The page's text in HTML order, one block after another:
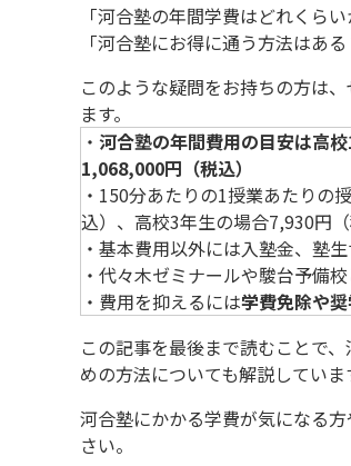
「河合塾の年間学費はどれくらい
「河合塾にお得に通う方法はある
このような疑問をお持ちの方は
ます。
・ 河合塾の年間費用の目安は高
1,068,000円（税込）
・150分あたりの1授業あたりの
込）、高校3年生の場合7,930円（
・基本費用以外には入塾金、塾
・代々木ゼミナールや駿台予備
・費用を抑えるには学費免除や
この記事を最後まで読むことで
めの方法についても解説していま
河合塾にかかる学費が気になる
さい。